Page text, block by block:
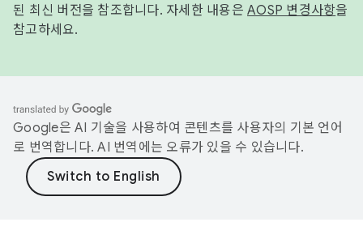
된 최신 버전을 참조합니다. 자세한 내용은 AOSP 변경사항을
참고하세요.
Google은 AI 기술을 사용하여 콘텐츠를 사용자의 기본 언어
로 번역합니다. AI 번역에는 오류가 있을 수 있습니다.